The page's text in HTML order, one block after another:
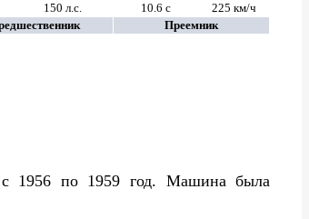
150 л.с. 10.6 с
225 км/ч
Преемник
1956 по 1959 год. Машина была